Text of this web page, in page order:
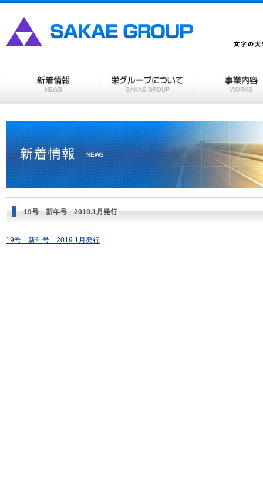
19号 新年号 2019.1月発行
19号 新年号 2019.1月発行